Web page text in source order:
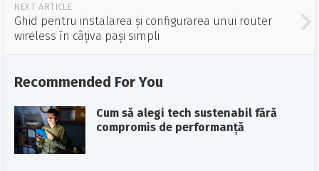
NEXT ARTICLE
Ghid pentru instalarea și configurarea unui router
wireless în câțiva pași simpli
Recommended For You
Cum să alegi tech sustenabil fără
compromis de performanță